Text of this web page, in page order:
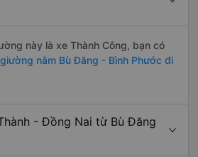
này là xe Thành Công, bạn có
nằm Bù Đăng - Bình Phước đi
- Đồng Nai từ Bù Đăng